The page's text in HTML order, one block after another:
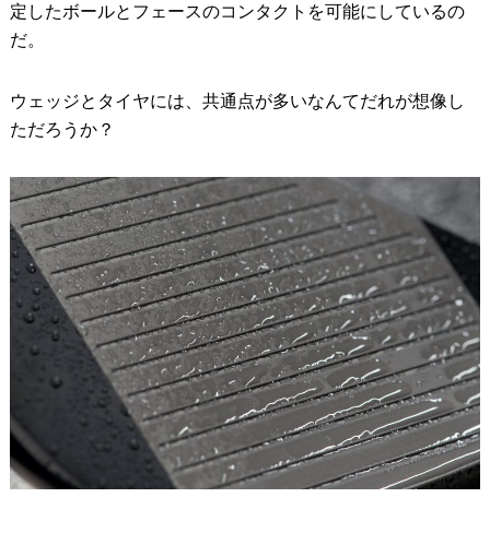
定したボールとフェースのコンタクトを可能にしているの
だ。
ウェッジとタイヤには、共通点が多いなんてだれが想像し
ただろうか？